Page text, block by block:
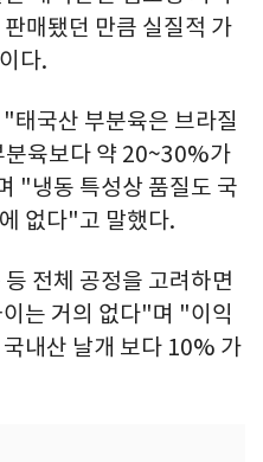
매됐던 만큼 실질적 가
다.
태국산 부분육은 브라질
분육보다 약 20~30%가
"냉동 특성상 품질도 국
없다"고 말했다.
전체 공정을 고려하면
는 거의 없다"며 "이익
내산 날개 보다 10% 가